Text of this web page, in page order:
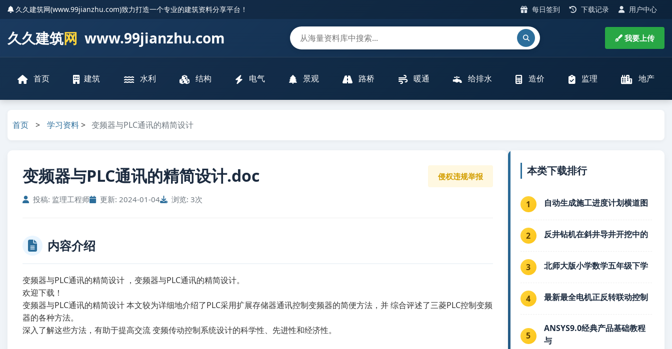
久久建筑网(www.99jianzhu.com)致力打造一个专业的建筑资料分享平台！ 每日签到 下载记录 用户中心
久久建筑网 www.99jianzhu.com 我要上传
首页 建筑 水利 结构 电气 景观 路桥 暖通 给排水 造价 监理 地产
首页 > 学习资料> 变频器与PLC通讯的精简设计
变频器与PLC通讯的精简设计.doc
投稿: 监理工程师 更新: 2024-01-04 浏览: 3次
侵权违规举报
内容介绍
变频器与PLC通讯的精简设计 ，变频器与PLC通讯的精简设计。
欢迎下载！
变频器与PLC通讯的精简设计 本文较为详细地介绍了PLC采用扩展存储器通讯控制变频器的简便方法，并 综合评述了三菱PLC控制变频
器的各种方法。
深入了解这些方法，有助于提高交流 变频传动控制系统设计的科学性、先进性和经济性。
本类下载排行
1 自动生成施工进度计划横道图
2 反井钻机在斜井导井开挖中的
3 北师大版小学数学五年级下学
4 最新最全电机正反转联动控制
5
ANSYS9.0经典产品基础教程
与